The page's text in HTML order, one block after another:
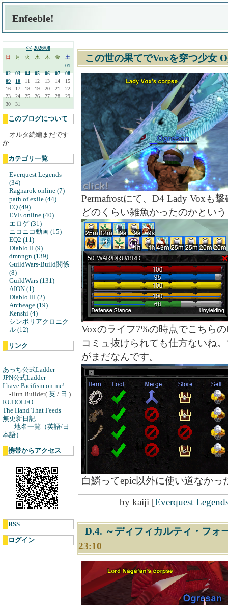
Enfeeble!
<< 2026/08
日
月 火 水 木 金
土
01
02
03 04 05 06 07
08
09
10 11 12 13 14
15
16
17 18 19 20 21
22
23
24 25 26 27 28
29
30
31
このブログについて
オルタ続編まだです
か
カテゴリ一覧
Everquest Legends
(34)
Ragnarok online (7)
path of exile (44)
EQ (49)
EVE online (40)
エロゲ (31)
ニコニコ動画 (15)
EQ2 (11)
Diablo II (9)
dmnngn (139)
GuildWars-Build関係
(8)
GuildWars (131)
AION (1)
Diablo III (2)
Archeage (19)
Kenshi (4)
シンボリアクロニク
ル (12)
リンク
あっち公式Ladder
JPN公式Ladder
I have Pacifism on me!
-Hun Builder( 英 / 日 )
RUDOLFO
The Hand That Feeds
無更新日記
- 地名一覧（英語/日
本語）
携帯からアクセス
RSS
ログイン
この世の果てでVoxを穿つ少女
Permafrostにて、D4 Lady Voxも
どのくらい雑魚かったのかとい
Voxのライフ7%の時点でこちらの
コミュ抜けられても仕方ないね
がまだなんです。
白鱗ってepic以外に使い道なか
by kaiji [Everquest
D.4. ～ディフィカルティ・フォ
23:10